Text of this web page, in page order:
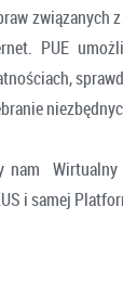
związanych
PUE
nam
i samej